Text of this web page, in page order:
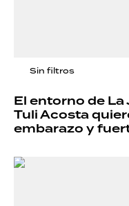
Sin filtros
El entorno de
Tuli Acosta
embarazo y